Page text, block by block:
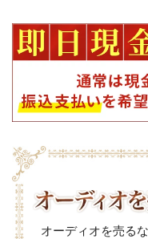
オーディオを売る